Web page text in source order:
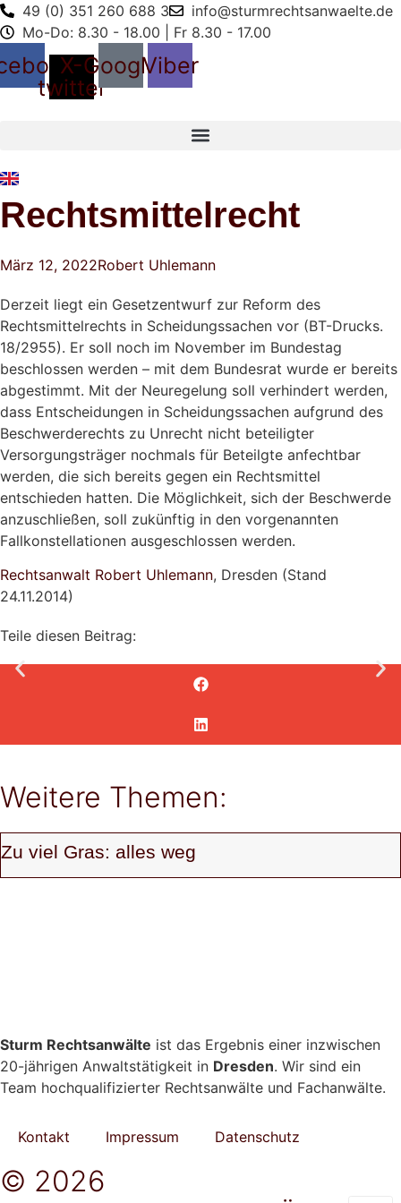
49 (0) 351 260 688 3
info@sturmrechtsanwaelte.de
Mo-Do: 8.30 - 18.00 | Fr 8.30 - 17.00
X-
twitter
GoogleViber
Rechtsmittelrecht
März 12, 2022Robert Uhlemann
Derzeit liegt ein Gesetzentwurf zur Reform des
Rechtsmittelrechts in Scheidungssachen vor (BT-Drucks.
18/2955). Er soll noch im November im Bundestag
beschlossen werden – mit dem Bundesrat wurde er bereits
abgestimmt. Mit der Neuregelung soll verhindert werden,
dass Entscheidungen in Scheidungssachen aufgrund des
Beschwerderechts zu Unrecht nicht beteiligter
Versorgungsträger nochmals für Beteilgte anfechtbar
werden, die sich bereits gegen ein Rechtsmittel
entschieden hatten. Die Möglichkeit, sich der Beschwerde
anzuschließen, soll zukünftig in den vorgenannten
Fallkonstellationen ausgeschlossen werden.
Rechtsanwalt Robert Uhlemann, Dresden (Stand
24.11.2014)
Teile diesen Beitrag:
Weitere Themen:
Zu viel Gras: alles weg
Sturm Rechtsanwälte ist das Ergebnis einer inzwischen
20-jährigen Anwaltstätigkeit in Dresden. Wir sind ein
Team hochqualifizierter Rechtsanwälte und Fachanwälte.
Kontakt Impressum Datenschutz
© 2026